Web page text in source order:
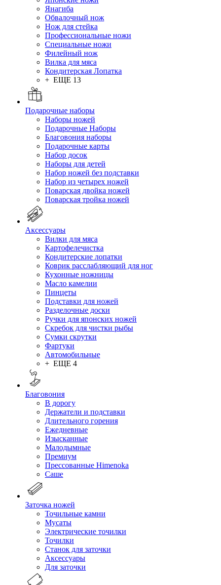
Янагиба
Обвалочный нож
Нож для стейка
Профессиональные ножи
Специальные ножи
Филейный нож
Вилка для мяса
Кондитерская Лопатка
+ ЕЩЕ 13
Подарочные наборы
Наборы ножей
Подарочные Наборы
Благовония наборы
Подарочные карты
Набор досок
Наборы для детей
Набор ножей без подставки
Набор из четырех ножей
Поварская двойка ножей
Поварская тройка ножей
Аксессуары
Вилки для мяса
Картофелечистка
Кондитерские лопатки
Коврик расслабляющий для ног
Кухонные ножницы
Масло камелии
Пинцеты
Подставки для ножей
Разделочные доски
Ручки для японских ножей
Скребок для чистки рыбы
Сумки скрутки
Фартуки
Автомобильные
+ ЕЩЕ 4
Благовония
В дорогу
Держатели и подставки
Длительного горения
Ежедневные
Изысканные
Малодымные
Премиум
Прессованные Himenoka
Саше
Заточка ножей
Точильные камни
Мусаты
Электрические точилки
Точилки
Станок для заточки
Аксессуары
Для заточки